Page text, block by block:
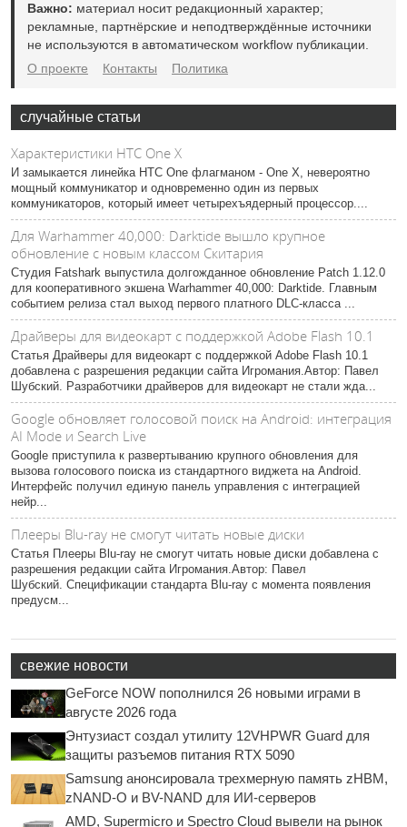
Важно: материал носит редакционный характер;
рекламные, партнёрские и неподтверждённые источники
не используются в автоматическом workflow публикации.
О проекте
Контакты Политика
случайные статьи
Характеристики HTC One X
И замыкается линейка HTC One флагманом - One X, невероятно
мощный коммуникатор и одновременно один из первых
коммуникаторов, который имеет четырехъядерный процессор....
Для Warhammer 40,000: Darktide вышло крупное
обновление с новым классом Скитария
Студия Fatshark выпустила долгожданное обновление Patch 1.12.0
для кооперативного экшена Warhammer 40,000: Darktide. Главным
событием релиза стал выход первого платного DLC-класса ...
Драйверы для видеокарт с поддержкой Adobe Flash 10.1
Статья Драйверы для видеокарт с поддержкой Adobe Flash 10.1
добавлена с разрешения редакции сайта Игромания.Автор: Павел
Шубский. Разработчики драйверов для видеокарт не стали жда...
Google обновляет голосовой поиск на Android: интеграция
AI Mode и Search Live
Google приступила к развертыванию крупного обновления для
вызова голосового поиска из стандартного виджета на Android.
Интерфейс получил единую панель управления с интеграцией
нейр...
Плееры Blu-ray не смогут читать новые диски
Статья Плееры Blu-ray не смогут читать новые диски добавлена с
разрешения редакции сайта Игромания.Автор: Павел
Шубский. Спецификации стандарта Blu-ray с момента появления
предусм...
свежие новости
GeForce NOW пополнился 26 новыми играми в
августе 2026 года
Энтузиаст создал утилиту 12VHPWR Guard для
защиты разъемов питания RTX 5090
Samsung анонсировала трехмерную память zHBM,
zNAND-O и BV-NAND для ИИ-серверов
AMD, Supermicro и Spectro Cloud вывели на рынок